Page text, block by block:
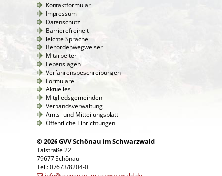
Kontaktformular
Impressum
Datenschutz
Barrierefreiheit
leichte Sprache
Behördenwegweiser
Mitarbeiter
Lebenslagen
Verfahrensbeschreibungen
Formulare
Aktuelles
Mitgliedsgemeinden
Verbandsverwaltung
Amts- und Mitteilungsblatt
Öffentliche Einrichtungen
© 2026 GVV Schönau im Schwarzwald
Talstraße 22
79677 Schönau
Tel.: 07673/8204-0